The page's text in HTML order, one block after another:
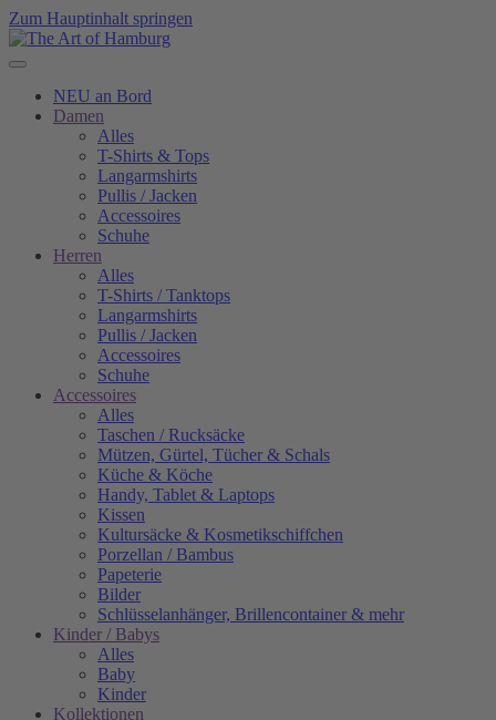
Zum Hauptinhalt springen
NEU an Bord
Damen
Alles
T-Shirts & Tops
Langarmshirts
Pullis / Jacken
Accessoires
Schuhe
Herren
Alles
T-Shirts / Tanktops
Langarmshirts
Pullis / Jacken
Accessoires
Schuhe
Accessoires
Alles
Taschen / Rucksäcke
Mützen, Gürtel, Tücher & Schals
Küche & Köche
Handy, Tablet & Laptops
Kissen
Kultursäcke & Kosmetikschiffchen
Porzellan / Bambus
Papeterie
Bilder
Schlüsselanhänger, Brillencontainer & mehr
Kinder / Babys
Alles
Baby
Kinder
Kollektionen